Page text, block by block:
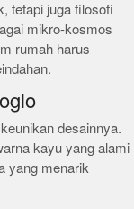
tetapi juga filosofi
mikro-kosmos
rumah harus
desainnya.
kayu yang alami
yang menarik